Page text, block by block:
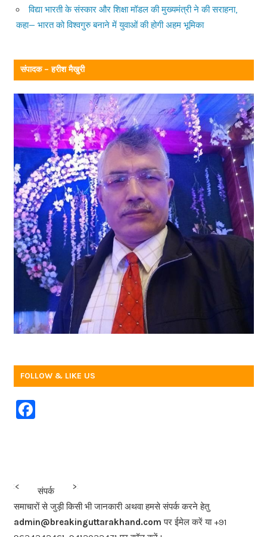
विद्या भारती के संस्कार और शिक्षा मॉडल की मुख्यमंत्री ने की सराहना,
कहा— भारत को विश्वगुरु बनाने में युवाओं की होगी अहम भूमिका
संपादक – हरीश मैखुरी
FOLLOW & LIKE US
F
b
o
o
<<< संपर्क
>>>
समाचारों से जुड़ी किसी भी जानकारी अथवा हमसे संपर्क करने हेतु
admin@breakinguttarakhand.com पर ईमेल करें या +91